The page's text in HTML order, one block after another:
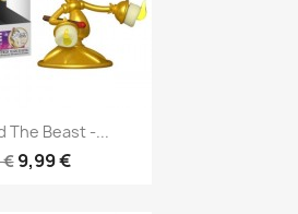
The Beast -...
€ 9,99 €
rapide